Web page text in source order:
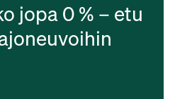
jopa 0 % – etu